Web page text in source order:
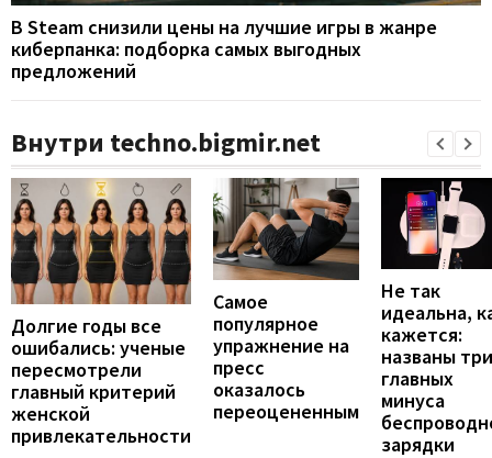
В Steam снизили цены на лучшие игры в жанре
киберпанка: подборка самых выгодных
предложений
Внутри techno.bigmir.net
Долгие годы все
ошибались: ученые
пересмотрели
главный критерий
женской
привлекательности
Самое
популярное
упражнение на
пресс
оказалось
переоцененным
Не так
идеальна,
кажется:
названы три
главных
минуса
зарядки